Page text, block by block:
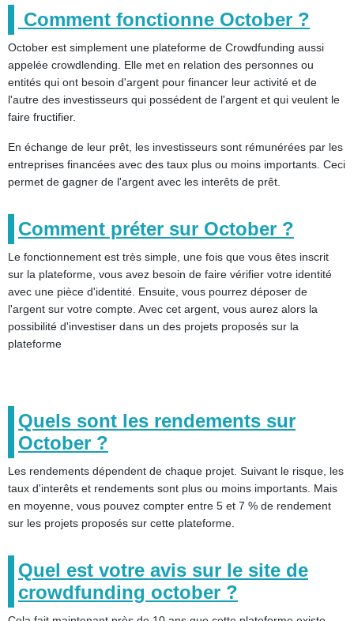
Comment fonctionne October ?
October est simplement une plateforme de Crowdfunding aussi
appelée crowdlending. Elle met en relation des personnes ou
entités qui ont besoin d'argent pour financer leur activité et de
l'autre des investisseurs qui possédent de l'argent et qui veulent le
faire fructifier.
En échange de leur prêt, les investisseurs sont rémunérées par les
entreprises financées avec des taux plus ou moins importants. Ceci
permet de gagner de l'argent avec les interêts de prêt.
Comment préter sur October ?
Le fonctionnement est très simple, une fois que vous êtes inscrit
sur la plateforme, vous avez besoin de faire vérifier votre identité
avec une pièce d'identité. Ensuite, vous pourrez déposer de
l'argent sur votre compte. Avec cet argent, vous aurez alors la
possibilité d'investiser dans un des projets proposés sur la
plateforme
Quels sont les rendements sur
October ?
Les rendements dépendent de chaque projet. Suivant le risque, les
taux d'interêts et rendements sont plus ou moins importants. Mais
en moyenne, vous pouvez compter entre 5 et 7 % de rendement
sur les projets proposés sur cette plateforme.
Quel est votre avis sur le site de
crowdfunding october ?